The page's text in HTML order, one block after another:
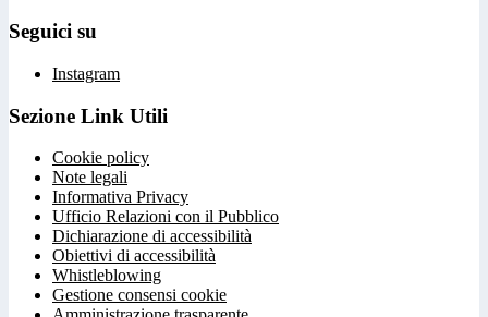
Seguici su
Instagram
Sezione Link Utili
Cookie policy
Note legali
Informativa Privacy
Ufficio Relazioni con il Pubblico
Dichiarazione di accessibilità
Obiettivi di accessibilità
Whistleblowing
Gestione consensi cookie